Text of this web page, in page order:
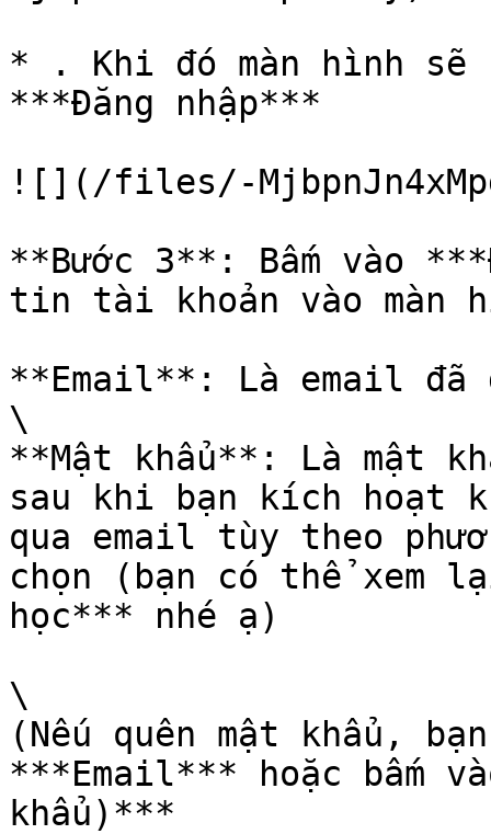
* . Khi đó màn hình sẽ
***Đăng nhập***
![](/files/-
**Bước 3**: Bấm vào
tin tài khoản vào màn
**Email**: Là email đã
\
**Mật khẩu**: Là mật
sau khi bạn kích hoạt
qua email tùy theo
chọn (bạn có thể xem
học*** nhé ạ)
\
(Nếu quên mật khẩu,
***Email*** hoặc bấm
khẩu)***